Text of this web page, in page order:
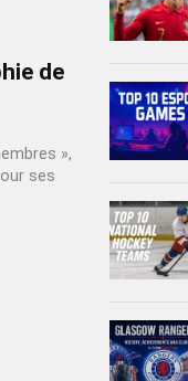
de
»,
ses